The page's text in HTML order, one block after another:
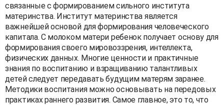
связанные с формированием сильного института
материнства. Институт материнства является
важнейшей основой для формирования человеческого
капитала. С молоком матери ребенок получает основу для
формирования своего мировоззрения, интеллекта,
физических данных. Многие ценности и практичные
знания по воспитанию и взращиванию талантливых
детей следует передавать будущим матерям заранее.
Методики воспитания можно основывать на передовых
практиках раннего развития. Самое главное, это то, что